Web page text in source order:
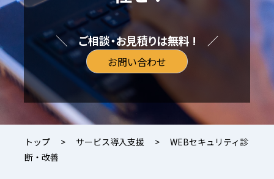
╲　ご相談・お見積りは無料 !　／
お問い合わせ
トップ > サービス導入支援 >
WEBセキュリティ診
断・改善